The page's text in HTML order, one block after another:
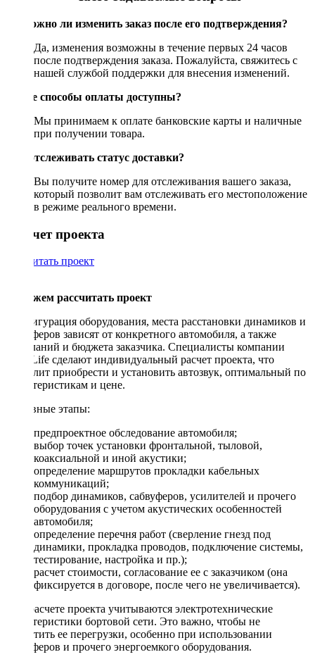
Возможно ли изменить заказ после его подтверждения?
Да, изменения возможны в течение первых 24 часов
после подтверждения заказа. Пожалуйста, свяжитесь с
нашей службой поддержки для внесения изменений.
Какие способы оплаты доступны?
Мы принимаем к оплате банковские карты и наличные
при получении товара.
Как отслеживать статус доставки?
Вы получите номер для отслеживания вашего заказа,
который позволит вам отслеживать его местоположение
в режиме реального времени.
Рассчет проекта
Рассчитать проект
Поможем рассчитать проект
Конфигурация оборудования, места расстановки динамиков и
сабвуферов зависят от конкретного автомобиля, а также
пожеланий и бюджета заказчика. Специалисты компании
DriveLife сделают индивидуальный расчет проекта, что
позволит приобрести и установить автозвук, оптимальный по
характеристикам и цене.
Основные этапы:
предпроектное обследование автомобиля;
выбор точек установки фронтальной, тыловой,
коаксиальной и иной акустики;
определение маршрутов прокладки кабельных
коммуникаций;
подбор динамиков, сабвуферов, усилителей и прочего
оборудования с учетом акустических особенностей
автомобиля;
определение перечня работ (сверление гнезд под
динамики, прокладка проводов, подключение системы,
тестирование, настройка и пр.);
расчет стоимости, согласование ее с заказчиком (она
фиксируется в договоре, после чего не увеличивается).
При расчете проекта учитываются электротехнические
характеристики бортовой сети. Это важно, чтобы не
допустить ее перегрузки, особенно при использовании
сабвуферов и прочего энергоемкого оборудования.